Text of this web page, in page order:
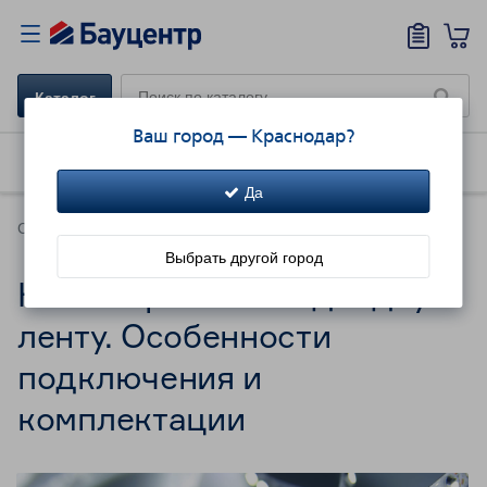
Ваш город — Краснодар?
Да
Выбрать другой город
Каталог
Советы
Как выбрать светодиодную
ленту. Особенности
подключения и
комплектации